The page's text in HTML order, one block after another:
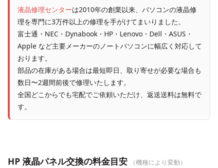
液晶修理センターは2010年の創業以来、パソコンの液晶修
理を専門に3万件以上の修理を手がけてまいりました。
富士通・NEC・Dynabook・HP・Lenovo・Dell・ASUS・
Apple など主要メーカーのノートパソコンに幅広く対応して
おります。
部品の在庫がある場合は最短即日、取り寄せが必要な場合も
数日〜2週間前後で修理いたします。
全国どこからでも宅配でご依頼いただけ、返送送料は無料で
す。
HP 液晶パネル交換の料金目安 （機種により変動）